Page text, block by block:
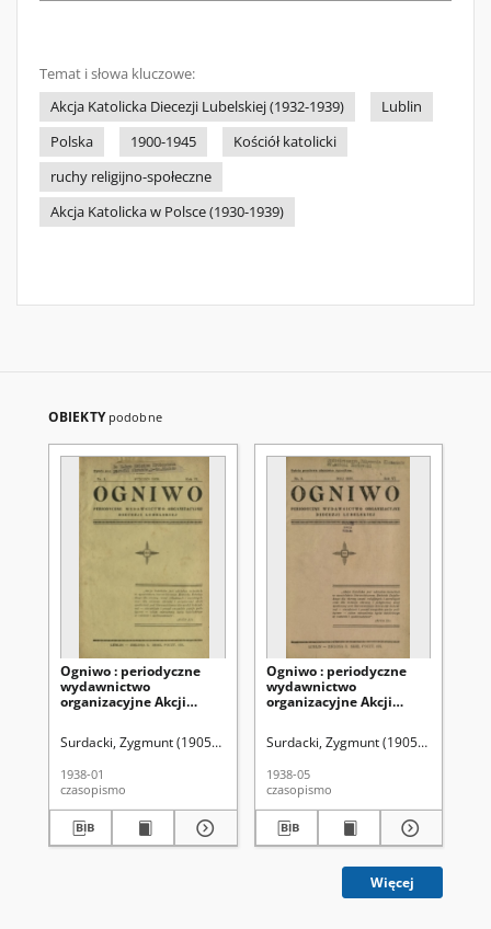
Temat i słowa kluczowe:
Akcja Katolicka Diecezji Lubelskiej (1932-1939)
Lublin
Polska
1900-1945
Kościół katolicki
ruchy religijno-społeczne
Akcja Katolicka w Polsce (1930-1939)
OBIEKTY podobne
Ogniwo : periodyczne
wydawnictwo
organizacyjne Akcji
(styczeń 1938)
Surdacki, Zygmunt (1905-1941). Red Akcja Katolicka Diecezji
1938-01
czasopismo
Ogniwo : periodyczne
wydawnictwo
organizacyjne Akcji
1938)
Surdacki, Zygmunt (1905-1941). Red
1938-05
czasopismo
Więcej